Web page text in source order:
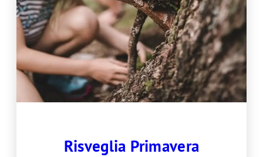
Risveglia Primavera